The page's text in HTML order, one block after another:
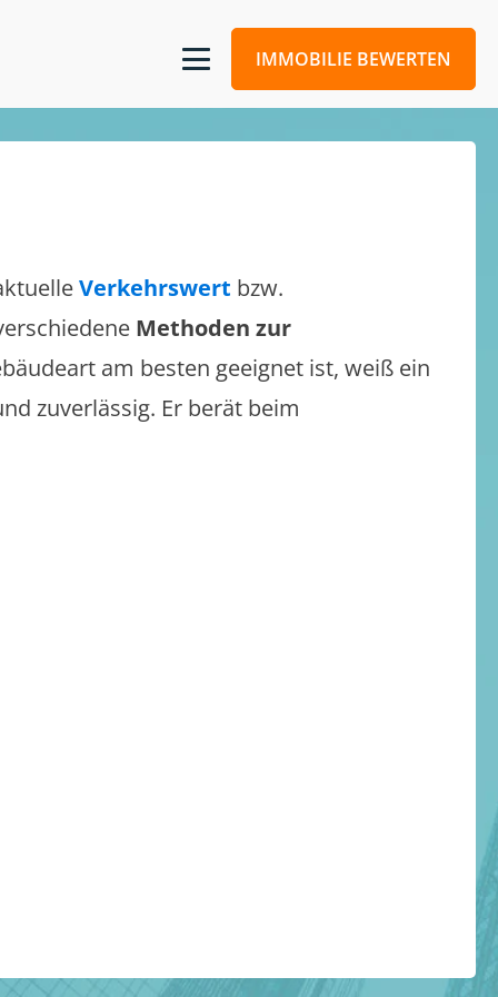
IMMOBILIE BEWERTEN
Verkehrswert bzw.
Methoden zur
am besten geeignet ist, weiß ein
zuverlässig. Er berät beim